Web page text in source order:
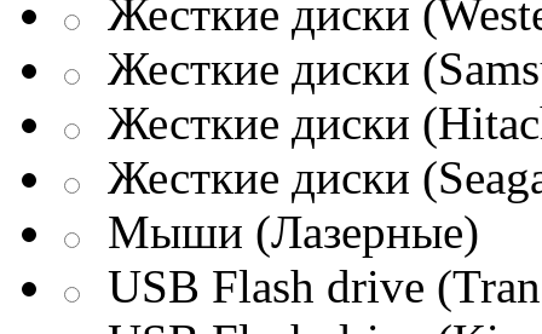
Жесткие диски
Жесткие диски
Жесткие диски
Жесткие диски
Мыши (Лазерные)
USB Flash drive